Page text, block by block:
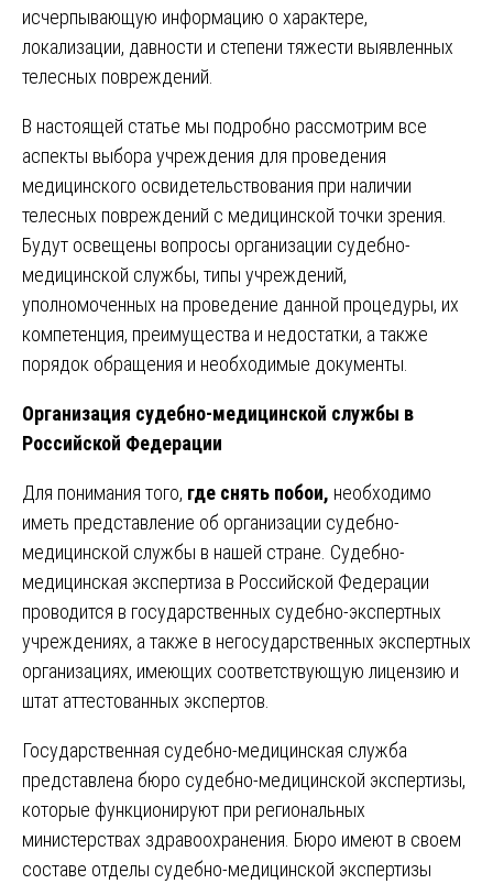
исчерпывающую информацию о характере,
локализации, давности и степени тяжести выявленных
телесных повреждений.
В настоящей статье мы подробно рассмотрим все
аспекты выбора учреждения для проведения
медицинского освидетельствования при наличии
телесных повреждений с медицинской точки зрения.
Будут освещены вопросы организации судебно-
медицинской службы, типы учреждений,
уполномоченных на проведение данной процедуры, их
компетенция, преимущества и недостатки, а также
порядок обращения и необходимые документы.
Организация судебно-медицинской службы в
Российской Федерации
Для понимания того, где снять побои, необходимо
иметь представление об организации судебно-
медицинской службы в нашей стране. Судебно-
медицинская экспертиза в Российской Федерации
проводится в государственных судебно-экспертных
учреждениях, а также в негосударственных экспертных
организациях, имеющих соответствующую лицензию и
штат аттестованных экспертов.
Государственная судебно-медицинская служба
представлена бюро судебно-медицинской экспертизы,
которые функционируют при региональных
министерствах здравоохранения. Бюро имеют в своем
составе отделы судебно-медицинской экспертизы